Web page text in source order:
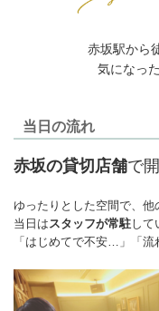
赤坂駅から
気になっ
当日の流れ
赤坂の貸切店舗で
ゆったりとした空間で、他
当日は スタッフが常駐して
「はじめてで不安…」「